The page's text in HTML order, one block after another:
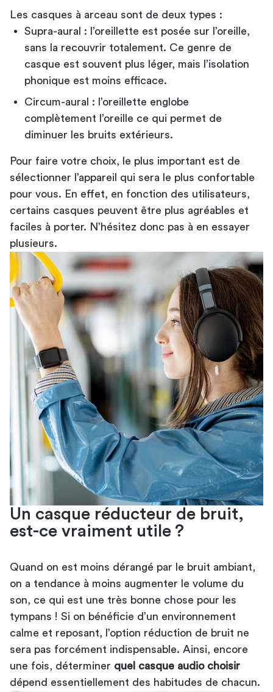
Les casques à arceau sont de deux types :
Supra-aural : l’oreillette est posée sur l’oreille,
sans la recouvrir totalement. Ce genre de
casque est souvent plus léger, mais l’isolation
phonique est moins efficace.
Circum-aural : l’oreillette englobe
complètement l’oreille ce qui permet de
diminuer les bruits extérieurs.
Pour faire votre choix, le plus important est de
sélectionner l’appareil qui sera le plus confortable
pour vous. En effet, en fonction des utilisateurs,
certains casques peuvent être plus agréables et
faciles à porter. N’hésitez donc pas à en essayer
plusieurs.
Un casque réducteur de bruit,
est-ce vraiment utile ?
Quand on est moins dérangé par le bruit ambiant,
on a tendance à moins augmenter le volume du
son, ce qui est une très bonne chose pour les
tympans ! Si on bénéficie d’un environnement
calme et reposant, l’option réduction de bruit ne
sera pas forcément indispensable. Ainsi, encore
une fois, déterminer quel casque audio choisir
dépend essentiellement des habitudes de chacun.